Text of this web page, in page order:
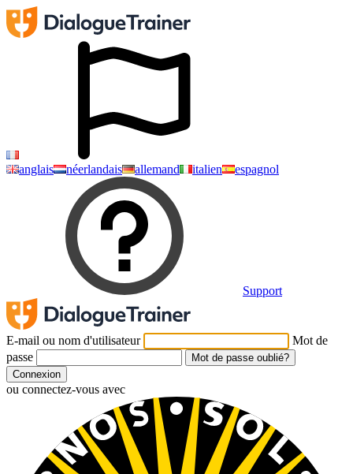
anglais néerlandais allemand italien espagnol
Support
E-mail ou nom d'utilisateur
Mot de
passe
Mot de passe oublié?
Connexion
ou connectez-vous avec